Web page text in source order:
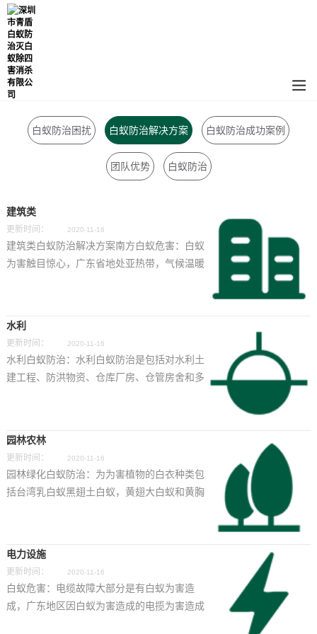
白蚁防治困扰 白蚁防治解决方案 白蚁防治成功案例
团队优势 白蚁防治
建筑类
更新时间： 2020-11-16
建筑类白蚁防治解决方案南方白蚁危害：白蚁
为害触目惊心，广东省地处亚热带，气候温暖
水利
更新时间： 2020-11-16
水利白蚁防治：水利白蚁防治是包括对水利土
建工程、防洪物资、仓库厂房、仓管房舍和多
园林农林
更新时间： 2020-11-16
园林绿化白蚁防治：为为害植物的白衣种类包
括台湾乳白蚁黑翅土白蚁，黄翅大白蚁和黄胸
电力设施
更新时间： 2020-11-16
白蚁危害：电缆故障大部分是有白蚁为害造
成，广东地区因白蚁为害造成的电揽为害造成